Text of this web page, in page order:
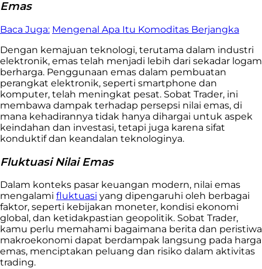
Emas
Baca Juga: Mengenal Apa Itu Komoditas Berjangka
Dengan kemajuan teknologi, terutama dalam industri
elektronik, emas telah menjadi lebih dari sekadar logam
berharga. Penggunaan emas dalam pembuatan
perangkat elektronik, seperti smartphone dan
komputer, telah meningkat pesat. Sobat Trader, ini
membawa dampak terhadap persepsi nilai emas, di
mana kehadirannya tidak hanya dihargai untuk aspek
keindahan dan investasi, tetapi juga karena sifat
konduktif dan keandalan teknologinya.
Fluktuasi Nilai Emas
Dalam konteks pasar keuangan modern, nilai emas
mengalami fluktuasi yang dipengaruhi oleh berbagai
faktor, seperti kebijakan moneter, kondisi ekonomi
global, dan ketidakpastian geopolitik. Sobat Trader,
kamu perlu memahami bagaimana berita dan peristiwa
makroekonomi dapat berdampak langsung pada harga
emas, menciptakan peluang dan risiko dalam aktivitas
trading.